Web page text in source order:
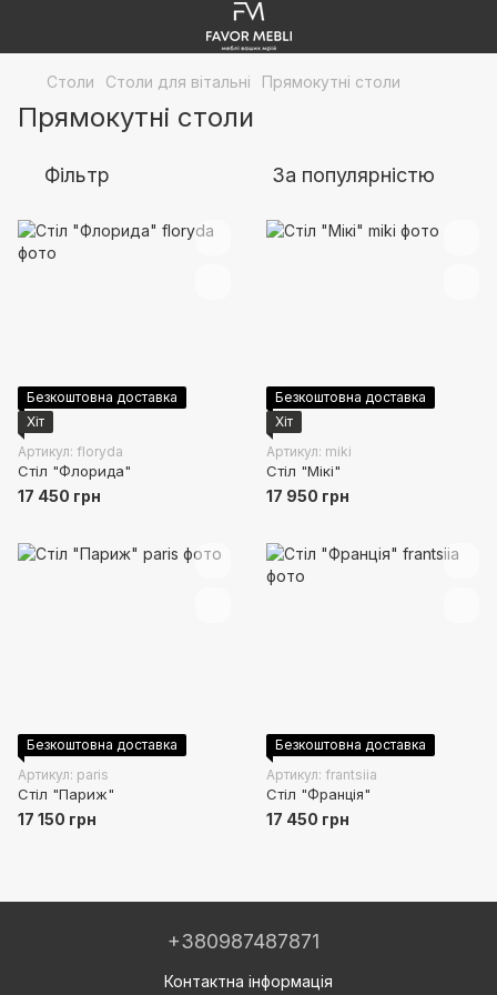
Столи Столи для вітальні Прямокутні столи
Прямокутні столи
Фільтр За популярністю
Безкоштовна доставка
Хіт
Артикул: floryda
Стіл "Флорида"
17 450 грн
Безкоштовна доставка
Хіт
Артикул: miki
Стіл "Мікі"
17 950 грн
Безкоштовна доставка
Артикул: paris
Стіл "Париж"
17 150 грн
Безкоштовна доставка
Артикул: frantsiia
Стіл "Франція"
17 450 грн
+380987487871
Контактна інформація